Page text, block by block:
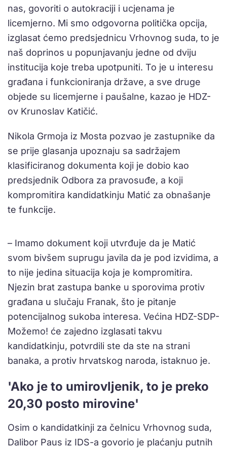
nas, govoriti o autokraciji i ucjenama je
licemjerno. Mi smo odgovorna politička opcija,
izglasаt ćemo predsjednicu Vrhovnog suda, to je
naš doprinos u popunjavanju jedne od dviju
institucija koje treba upotpuniti. To je u interesu
građana i funkcioniranja države, a sve druge
objede su licemjerne i paušalne, kazao je HDZ-
ov Krunoslav Katičić.
Nikola Grmoja iz Mosta pozvao je zastupnike da
se prije glasanja upoznaju sa sadržajem
klasificiranog dokumenta koji je dobio kao
predsjednik Odbora za pravosuđe, a koji
kompromitira kandidatkinju Matić za obnašanje
te funkcije.
– Imamo dokument koji utvrđuje da je Matić
svom bivšem suprugu javila da je pod izvidima, a
to nije jedina situacija koja je kompromitira.
Njezin brat zastupa banke u sporovima protiv
građana u slučaju Franak, što je pitanje
potencijalnog sukoba interesa. Većina HDZ-SDP-
Možemo! će zajedno izglasati takvu
kandidatkinju, potvrdili ste da ste na strani
banaka, a protiv hrvatskog naroda, istaknuo je.
'Ako je to umirovljenik, to je preko
20,30 posto mirovine'
Osim o kandidatkinji za čelnicu Vrhovnog suda,
Dalibor Paus iz IDS-a govorio je plaćanju putnih